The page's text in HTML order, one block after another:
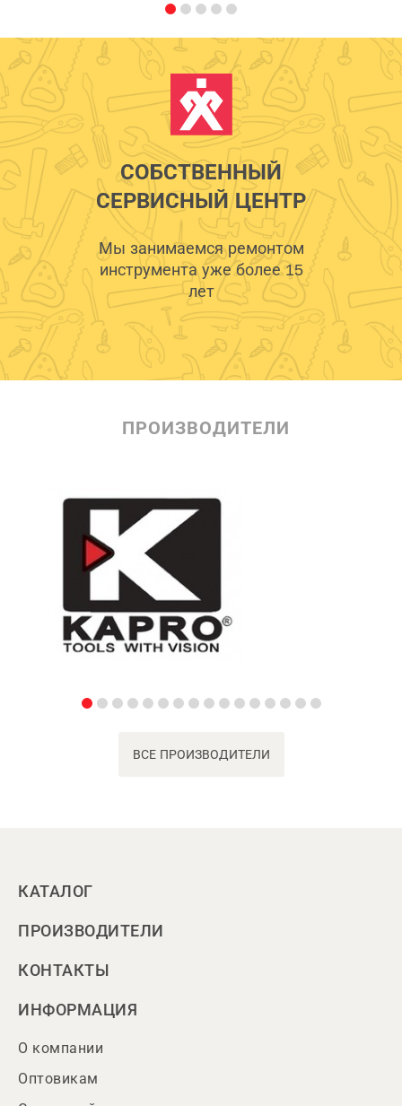
СОБСТВЕННЫЙ
СЕРВИСНЫЙ ЦЕНТР
Мы занимаемся ремонтом
инструмента уже более 15
лет
ПРОИЗВОДИТЕЛИ
ВСЕ ПРОИЗВОДИТЕЛИ
КАТАЛОГ
ПРОИЗВОДИТЕЛИ
КОНТАКТЫ
ИНФОРМАЦИЯ
О компании
Оптовикам